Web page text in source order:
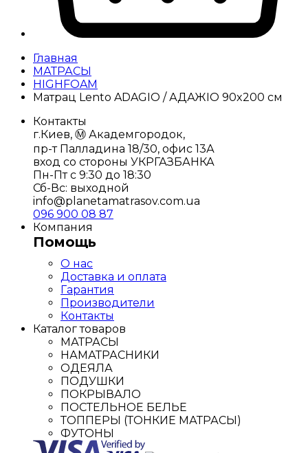
Главная
МАТРАСЫ
HIGHFOAM
Матрац Lento ADAGIO / АДАЖІО 90x200 см
Контакты
г.Киев, Ⓜ️ Академгородок,
пр-т Палладина 18/30, офис 13А
вход со стороны УКРГАЗБАНКА
Пн-Пт с 9:30 до 18:30
Сб-Вс: выходной
info@planetamatrasov.com.ua
096 900 08 87
Компания
Помощь
О нас
Доставка и оплата
Гарантия
Производители
Контакты
Каталог товаров
МАТРАСЫ
НАМАТРАСНИКИ
ОДЕЯЛА
ПОДУШКИ
ПОКРЫВАЛО
ПОСТЕЛЬНОЕ БЕЛЬЕ
ТОППЕРЫ (ТОНКИЕ МАТРАСЫ)
ФУТОНЫ